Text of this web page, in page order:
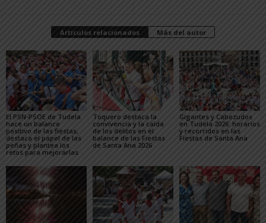
Artículos relacionados Más del autor
El PSN-PSOE de Tudela
hace un balance
positivo de las fiestas,
destaca el papel de las
peñas y plantea los
retos para mejorarlas
Toquero destaca la
convivencia y la caída
de los delitos en el
balance de las Fiestas
de Santa Ana 2026
Gigantes y Cabezudos
en Tudela 2026: horarios
y recorridos en las
Fiestas de Santa Ana